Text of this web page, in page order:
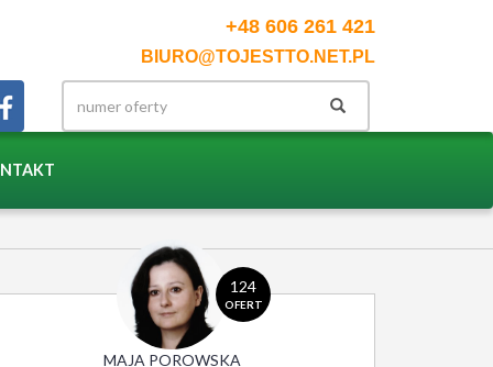
+48 606 261 421
BIURO@TOJESTTO.NET.PL
124
OFERT
MAJA POROWSKA